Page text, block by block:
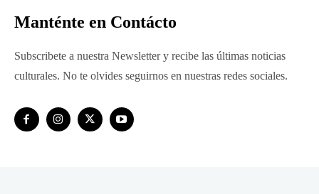
Manténte en Contácto
Subscribete a nuestra Newsletter y recibe las últimas noticias
culturales. No te olvides seguirnos en nuestras redes sociales.